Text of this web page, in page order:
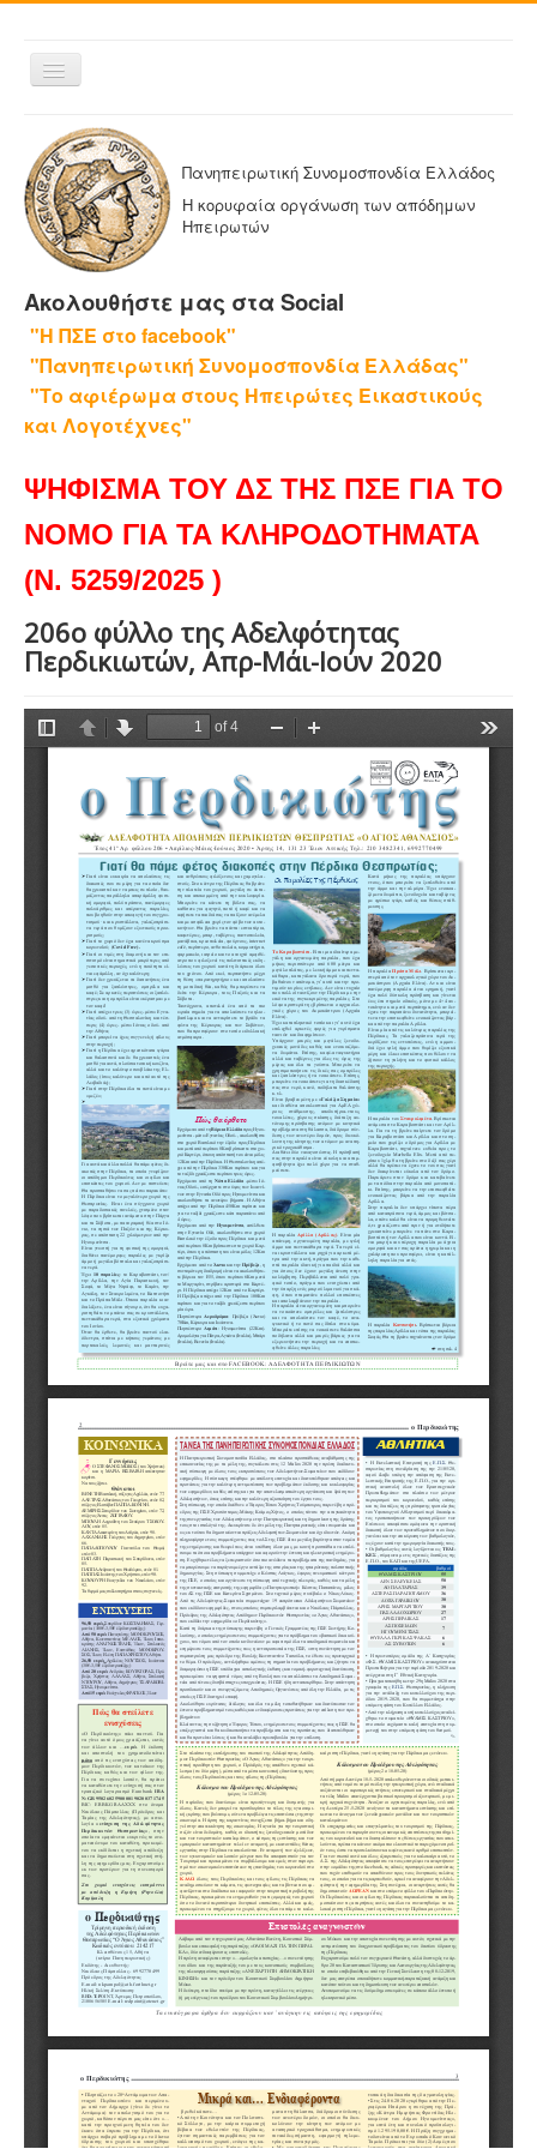
Εναλλαγή
πλοήγησης
ΑΡΧΙΚΗ
Η ΠΑΝΗΠΕΙΡΩΤΙΚΗ
ΔΕΛΤΙΑ ΤΥΠΟΥ
ΑΔΕΛΦΟΤΗΤΕΣ-ΟΜΟΣΠΟΝΔΙΕΣ
Η ΕΦΗΜΕΡΙΔΑ ΜΑΣ
ΕΦΗΜΕΡΙΔΕΣ ΑΔΕΛΦΟΤΗΤΩΝ
ΕΠΙΚΟΙΝΩΝΙΑ
Πανηπειρωτική Συνομοσπονδία Ελλάδος
Η κορυφαία οργάνωση των απόδημων
Ηπειρωτών
Ακολουθήστε μας στα Social
"Η ΠΣΕ στο facebook"
"Πανηπειρωτική Συνομοσπονδία Ελλάδας"
"Το αφιέρωμα στους Ηπειρώτες Εικαστικούς
και Λογοτέχνες"
ΨΗΦΙΣΜΑ ΤΟΥ ΔΣ ΤΗΣ ΠΣΕ ΓΙΑ ΤΟ
ΝΟΜΟ ΓΙΑ ΤΑ ΚΛΗΡΟΔΟΤΗΜΑΤΑ
(Ν. 5259/2025 )
206ο φύλλο της Αδελφότητας
Περδικιωτών, Απρ-Μάι-Ιούν 2020